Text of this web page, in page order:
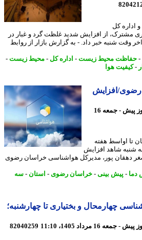
کل
از افزایش شدید غلظت گرد و غبار در
شنبه خبر داد. - به گزارش بازار از روابط
محیط زیست-اداره کل-محیط زیست-
هوا
افزایش
2 روز پیش - جمعه 16
هفته
شاهد افزایش
دهقان پور، مدیرکل هواشناسی خراسان رضوی
-پیش بینی -خراسان رضوی-استان-سه
چهارمحال و بختیاری تا چهارشنبه؛
82040259